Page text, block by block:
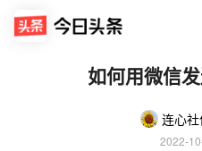
如何用微信
连心社
2022-